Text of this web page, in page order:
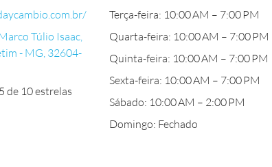
Túlio Isaac,
- MG, 32604-
5 de 10 estrelas
Terça-feira: 10:00 AM – 7:00 PM
Quarta-feira: 10:00 AM – 7:00 PM
Quinta-feira: 10:00 AM – 7:00 PM
Sexta-feira: 10:00 AM – 7:00 PM
Sábado: 10:00 AM – 2:00 PM
Domingo: Fechado